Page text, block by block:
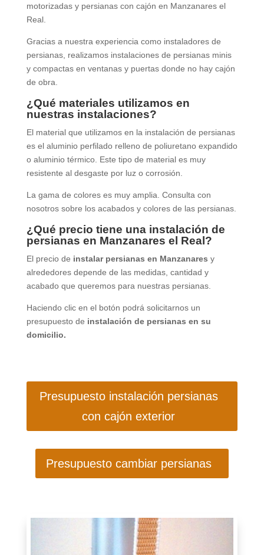
motorizadas y persianas con cajón en Manzanares el
Real.
Gracias a nuestra experiencia como instaladores de
persianas, realizamos instalaciones de persianas minis
y compactas en ventanas y puertas donde no hay cajón
de obra.
¿Qué materiales utilizamos en
nuestras instalaciones?
El material que utilizamos en la instalación de persianas
es el aluminio perfilado relleno de poliuretano expandido
o aluminio térmico. Este tipo de material es muy
resistente al desgaste por luz o corrosión.
La gama de colores es muy amplia. Consulta con
nosotros sobre los acabados y colores de las persianas.
¿Qué precio tiene una instalación de
persianas en Manzanares el Real?
El precio de instalar persianas en Manzanares y
alrededores depende de las medidas, cantidad y
acabado que queremos para nuestras persianas.
Haciendo clic en el botón podrá solicitarnos un
presupuesto de instalación de persianas en su
domicilio.
Presupuesto instalación persianas
con cajón exterior
Presupuesto cambiar persianas